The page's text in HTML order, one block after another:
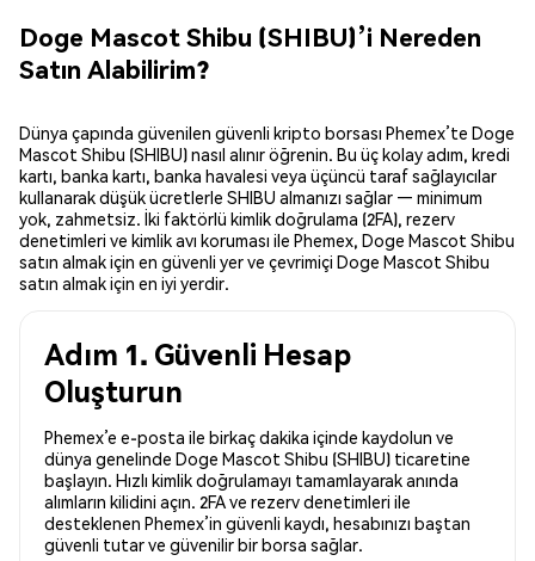
Doge Mascot Shibu (SHIBU)’i Nereden
Satın Alabilirim?
Dünya çapında güvenilen güvenli kripto borsası Phemex’te Doge
Mascot Shibu (SHIBU) nasıl alınır öğrenin. Bu üç kolay adım, kredi
kartı, banka kartı, banka havalesi veya üçüncü taraf sağlayıcılar
kullanarak düşük ücretlerle SHIBU almanızı sağlar — minimum
yok, zahmetsiz. İki faktörlü kimlik doğrulama (2FA), rezerv
denetimleri ve kimlik avı koruması ile Phemex, Doge Mascot Shibu
satın almak için en güvenli yer ve çevrimiçi Doge Mascot Shibu
satın almak için en iyi yerdir.
Adım 1. Güvenli Hesap
Oluşturun
Phemex’e e-posta ile birkaç dakika içinde kaydolun ve
dünya genelinde Doge Mascot Shibu (SHIBU) ticaretine
başlayın. Hızlı kimlik doğrulamayı tamamlayarak anında
alımların kilidini açın. 2FA ve rezerv denetimleri ile
desteklenen Phemex’in güvenli kaydı, hesabınızı baştan
güvenli tutar ve güvenilir bir borsa sağlar.